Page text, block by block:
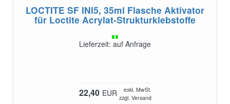
LOCTITE SF INI5, 35ml Flasche Aktivator
für Loctite Acrylat-Strukturklebstoffe
Lieferzeit: auf Anfrage
22,40 EUR
exkl. MwSt.
zzgl. Versand